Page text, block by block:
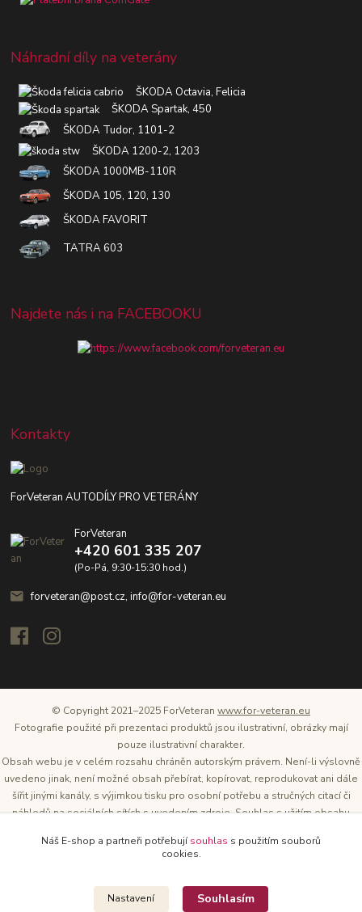
Náhradní díly na veterány
ŠKODA Octavia, Felicia
ŠKODA Spartak, 450
ŠKODA Tudor, 1101-2
ŠKODA 1200-2, 1203
ŠKODA 1000MB-110R
ŠKODA 105, 120, 130
ŠKODA FAVORIT
TATRA 603
Najdete nás i na FACEBOOKU
Kontakty
ForVeteran AUTODÍLY PRO VETERÁNY
ForVeteran
+420 601 335 207
(Po-Pá, 9:30-15:30 hod.)
forveteran@post.cz, info@for-veteran.eu
© Copyright 2021–2025 ForVeteran www.for-veteran.eu
Fotografie použité při prezentaci produktů jsou ilustrativní, obrázky mají
pouze ilustrativní charakter.
Obsah webu je v celém rozsahu chráněn autorským právem. Není-li výslovně
uvedeno jinak, není možné obsah přebírat, kopírovat, reprodukovat ani dále
šířit jinými kanály, s výjimkou tisku pro osobní potřebu a stručných citací či
náhledů na sociálních sítích s uvedením zdroje. Souhlas s užitím obsahu
těchto webových stránek je Tomáš Oršel.
Náš E-shop a partneři potřebujísouhlas s použitím souborů
cookies.
Nastavení Souhlasím